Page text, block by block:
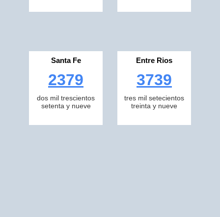
Santa Fe
2379
dos mil trescientos
setenta y nueve
Entre Rios
3739
tres mil setecientos
treinta y nueve